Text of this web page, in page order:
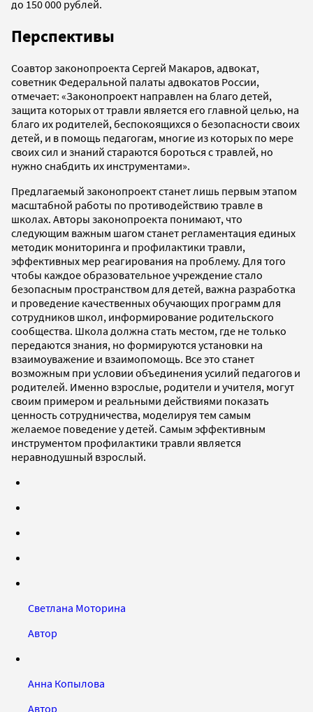
до 150 000 рублей.
Перспективы
Соавтор законопроекта Сергей Макаров, адвокат,
советник Федеральной палаты адвокатов России,
отмечает: «Законопроект направлен на благо детей,
защита которых от травли является его главной целью, на
благо их родителей, беспокоящихся о безопасности своих
детей, и в помощь педагогам, многие из которых по мере
своих сил и знаний стараются бороться с травлей, но
нужно снабдить их инструментами».
Предлагаемый законопроект станет лишь первым этапом
масштабной работы по противодействию травле в
школах. Авторы законопроекта понимают, что
следующим важным шагом станет регламентация единых
методик мониторинга и профилактики травли,
эффективных мер реагирования на проблему. Для того
чтобы каждое образовательное учреждение стало
безопасным пространством для детей, важна разработка
и проведение качественных обучающих программ для
сотрудников школ, информирование родительского
сообщества. Школа должна стать местом, где не только
передаются знания, но формируются установки на
взаимоуважение и взаимопомощь. Все это станет
возможным при условии объединения усилий педагогов и
родителей. Именно взрослые, родители и учителя, могут
своим примером и реальными действиями показать
ценность сотрудничества, моделируя тем самым
желаемое поведение у детей. Самым эффективным
инструментом профилактики травли является
неравнодушный взрослый.
Светлана Моторина
Автор
Анна Копылова
Автор